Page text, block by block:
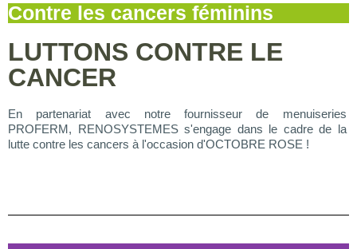
Contre les cancers féminins
LUTTONS CONTRE LE
CANCER
En partenariat avec notre fournisseur de menuiseries
PROFERM, RENOSYSTEMES s'engage dans le cadre de la
lutte contre les cancers à l'occasion d'OCTOBRE ROSE !